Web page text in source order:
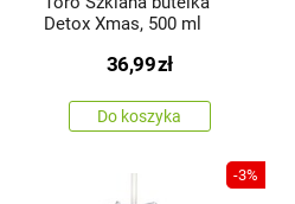
Detox Xmas, 500 ml
36,99zł
Do koszyka
-3%